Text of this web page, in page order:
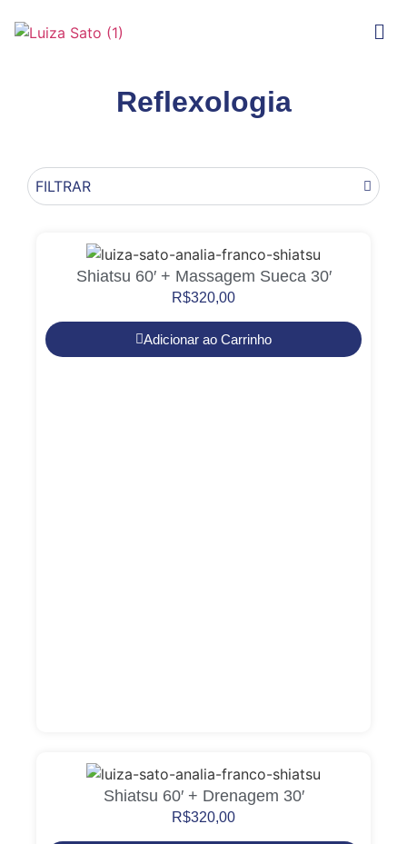
Reflexologia
FILTRAR
Shiatsu 60′ + Massagem Sueca 30′
R$320,00
Adicionar ao Carrinho
Shiatsu 60′ + Drenagem 30′
R$320,00